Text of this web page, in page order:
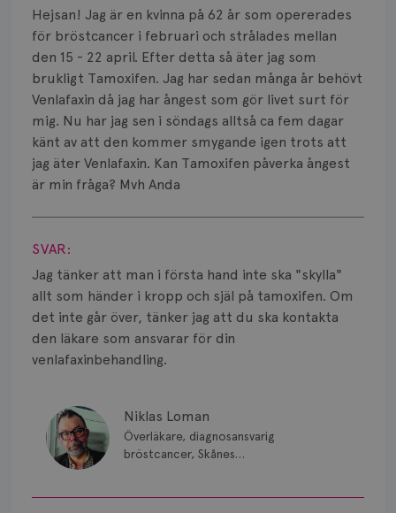
Hejsan! Jag är en kvinna på 62 år som opererades
för bröstcancer i februari och strålades mellan
den 15 - 22 april. Efter detta så äter jag som
brukligt Tamoxifen. Jag har sedan många år behövt
Venlafaxin då jag har ångest som gör livet surt för
mig. Nu har jag sen i söndags alltså ca fem dagar
känt av att den kommer smygande igen trots att
jag äter Venlafaxin. Kan Tamoxifen påverka ångest
är min fråga? Mvh Anda
Visa svar
SVAR:
Jag tänker att man i första hand inte ska "skylla"
allt som händer i kropp och själ på tamoxifen. Om
det inte går över, tänker jag att du ska kontakta
den läkare som ansvarar för din
venlafaxinbehandling.
Niklas Loman
Överläkare, diagnosansvarig
bröstcancer, Skånes
Biverkningar
Bröstvårta
Knöl
Läkemedel
Typ av bröstcancer
Smärta
Prognos
Risker
Spridd bröstcancer
Strålning
Vätska